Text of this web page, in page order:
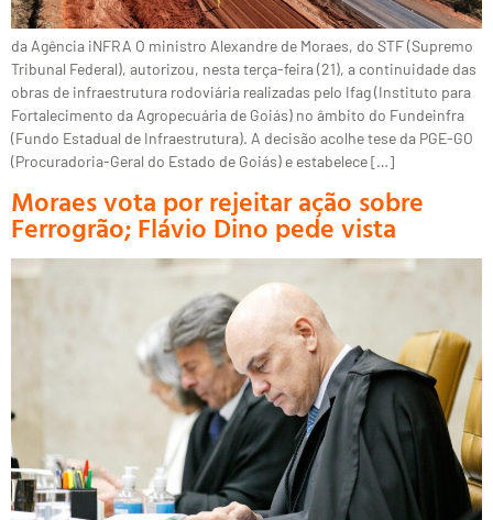
da Agência iNFRA O ministro Alexandre de Moraes, do STF (Supremo
Tribunal Federal), autorizou, nesta terça-feira (21), a continuidade das
obras de infraestrutura rodoviária realizadas pelo Ifag (Instituto para
Fortalecimento da Agropecuária de Goiás) no âmbito do Fundeinfra
(Fundo Estadual de Infraestrutura). A decisão acolhe tese da PGE-GO
(Procuradoria-Geral do Estado de Goiás) e estabelece […]
Moraes vota por rejeitar ação sobre
Ferrogrão; Flávio Dino pede vista